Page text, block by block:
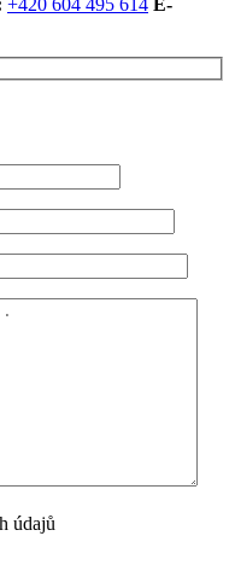
+420 604 495 614 E-
údajů